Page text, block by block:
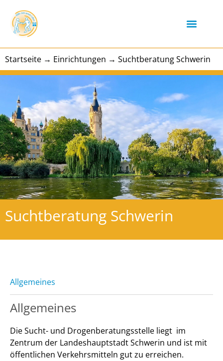
Startseite → Einrichtungen → Suchtberatung Schwerin
Suchtberatung Schwerin
Allgemeines
Allgemeines
Die Sucht- und Drogenberatungsstelle liegt im
Zentrum der Landeshauptstadt Schwerin und ist mit
öffentlichen Verkehrsmitteln gut zu erreichen.